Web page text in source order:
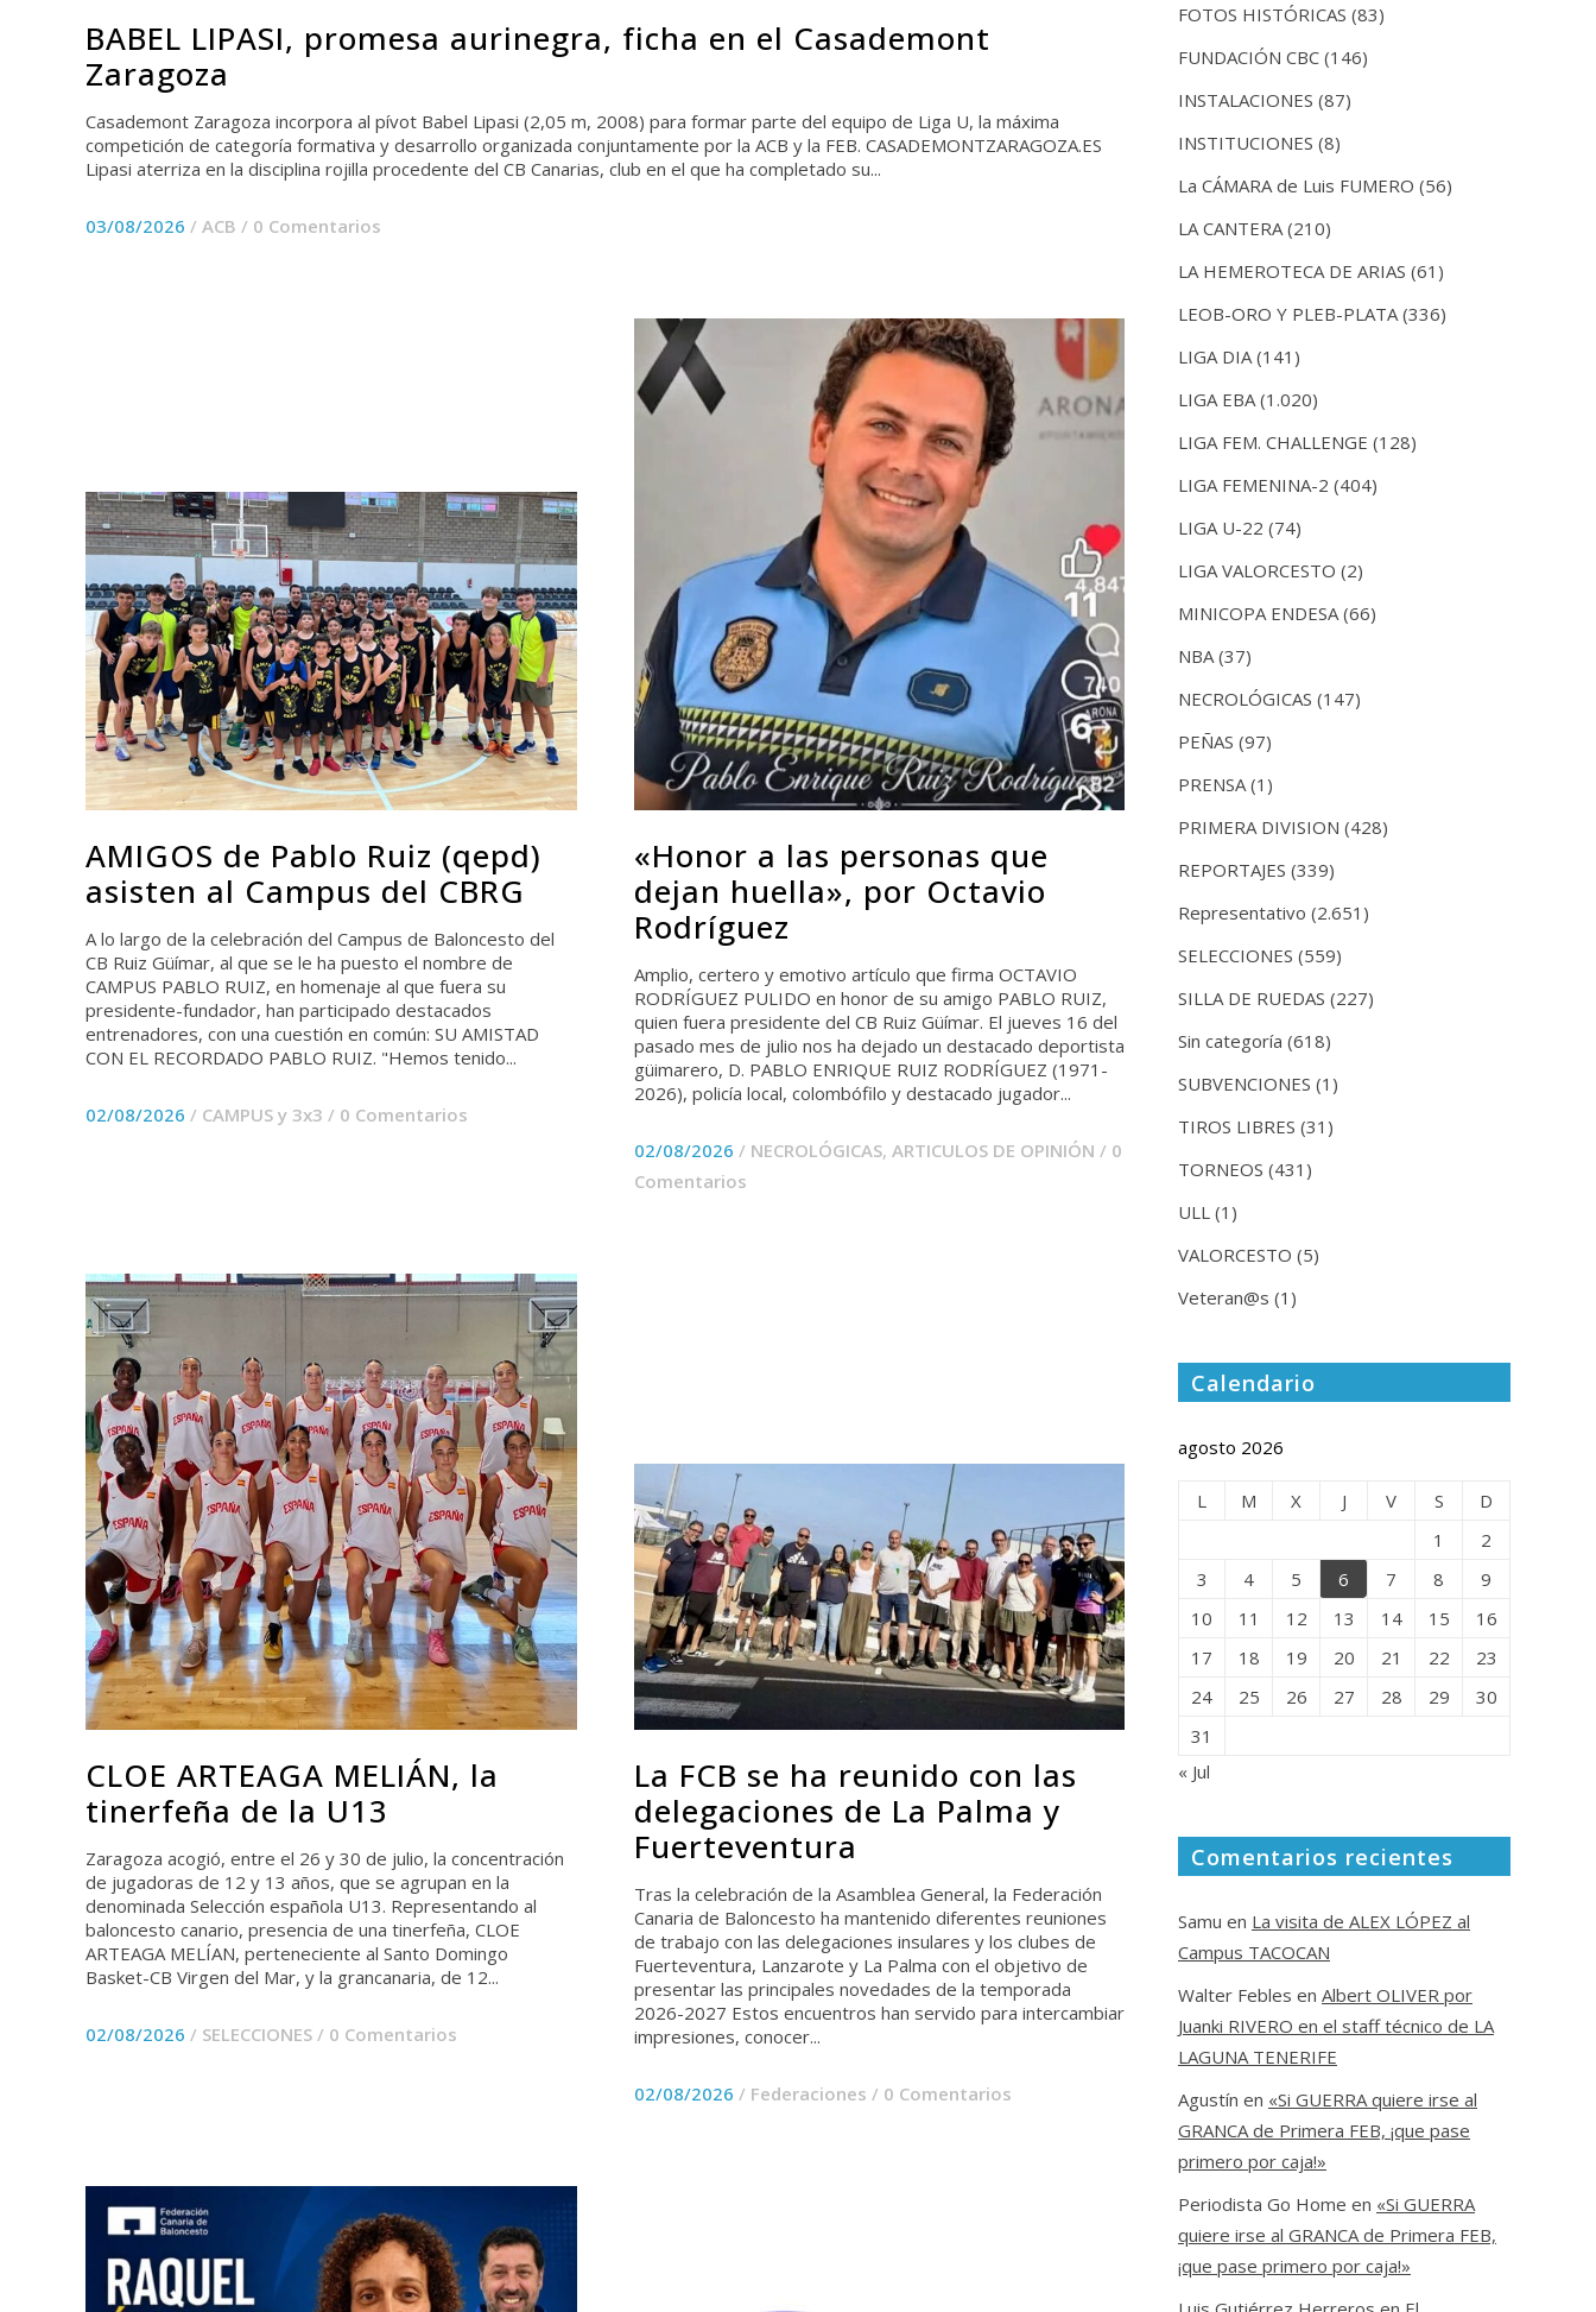
BABEL LIPASI, promesa aurinegra, ficha en el Casademont
Zaragoza
Casademont Zaragoza incorpora al pívot Babel Lipasi (2,05 m, 2008) para formar parte del equipo de Liga U, la máxima
competición de categoría formativa y desarrollo organizada conjuntamente por la ACB y la FEB. CASADEMONTZARAGOZA.ES
Lipasi aterriza en la disciplina rojilla procedente del CB Canarias, club en el que ha completado su...
03/08/2026 / ACB / 0 Comentarios
AMIGOS de Pablo Ruiz (qepd)
asisten al Campus del CBRG
A lo largo de la celebración del Campus de Baloncesto del
CB Ruiz Güímar, al que se le ha puesto el nombre de
CAMPUS PABLO RUIZ, en homenaje al que fuera su
presidente-fundador, han participado destacados
entrenadores, con una cuestión en común: SU AMISTAD
CON EL RECORDADO PABLO RUIZ. "Hemos tenido...
02/08/2026 / CAMPUS y 3x3 / 0 Comentarios
«Honor a las personas que
dejan huella», por Octavio
Rodríguez
Amplio, certero y emotivo artículo que firma OCTAVIO
RODRÍGUEZ PULIDO en honor de su amigo PABLO RUIZ,
quien fuera presidente del CB Ruiz Güímar. El jueves 16 del
pasado mes de julio nos ha dejado un destacado deportista
güimarero, D. PABLO ENRIQUE RUIZ RODRÍGUEZ (1971-
2026), policía local, colombófilo y destacado jugador...
02/08/2026 / NECROLÓGICAS, ARTICULOS DE OPINIÓN / 0
Comentarios
CLOE ARTEAGA MELIÁN, la
tinerfeña de la U13
Zaragoza acogió, entre el 26 y 30 de julio, la concentración
de jugadoras de 12 y 13 años, que se agrupan en la
denominada Selección española U13. Representando al
baloncesto canario, presencia de una tinerfeña, CLOE
ARTEAGA MELÍAN, perteneciente al Santo Domingo
Basket-CB Virgen del Mar, y la grancanaria, de 12...
02/08/2026 / SELECCIONES / 0 Comentarios
La FCB se ha reunido con las
delegaciones de La Palma y
Fuerteventura
Tras la celebración de la Asamblea General, la Federación
Canaria de Baloncesto ha mantenido diferentes reuniones
de trabajo con las delegaciones insulares y los clubes de
Fuerteventura, Lanzarote y La Palma con el objetivo de
presentar las principales novedades de la temporada
2026-2027 Estos encuentros han servido para intercambiar
impresiones, conocer...
02/08/2026 / Federaciones / 0 Comentarios
FOTOS HISTÓRICAS (83)
FUNDACIÓN CBC (146)
INSTALACIONES (87)
INSTITUCIONES (8)
La CÁMARA de Luis FUMERO (56)
LA CANTERA (210)
LA HEMEROTECA DE ARIAS (61)
LEOB-ORO Y PLEB-PLATA (336)
LIGA DIA (141)
LIGA EBA (1.020)
LIGA FEM. CHALLENGE (128)
LIGA FEMENINA-2 (404)
LIGA U-22 (74)
LIGA VALORCESTO (2)
MINICOPA ENDESA (66)
NBA (37)
NECROLÓGICAS (147)
PEÑAS (97)
PRENSA (1)
PRIMERA DIVISION (428)
REPORTAJES (339)
Representativo (2.651)
SELECCIONES (559)
SILLA DE RUEDAS (227)
Sin categoría (618)
SUBVENCIONES (1)
TIROS LIBRES (31)
TORNEOS (431)
ULL (1)
VALORCESTO (5)
Veteran@s (1)
Calendario
agosto 2026
L M X J V S
D
1
2
3
4 5 6 7 8
9
10
11 12 13 14 15
16
17
18 19 20 21 22
23
24
25 26 27 28 29
30
31
« Jul
Comentarios recientes
Samu en La visita de ALEX LÓPEZ al
Campus TACOCAN
Walter Febles en Albert OLIVER por
Juanki RIVERO en el staff técnico de LA
LAGUNA TENERIFE
Agustín en «Si GUERRA quiere irse al
GRANCA de Primera FEB, ¡que pase
primero por caja!»
Periodista Go Home en «Si GUERRA
quiere irse al GRANCA de Primera FEB,
¡que pase primero por caja!»